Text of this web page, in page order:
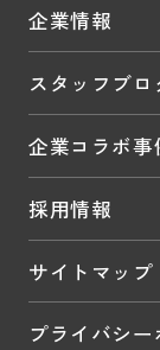
企業情報
スタッフブロ
企業コラボ事
採用情報
サイトマップ
プライバシ